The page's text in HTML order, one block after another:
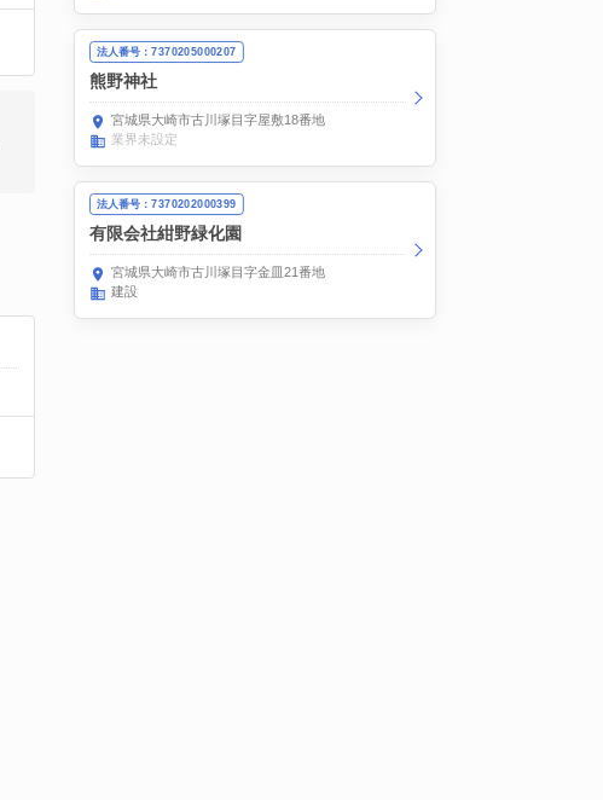
法人番号：7370205000207
熊野神社
宮城県大崎市古川塚目字屋敷18番地
業界未設定
法人番号：7370202000399
有限会社紺野緑化園
宮城県大崎市古川塚目字金皿21番地
建設